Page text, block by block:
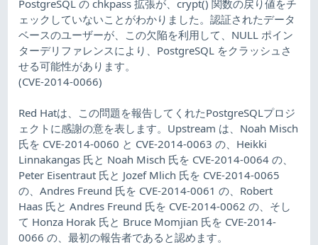
PostgreSQL の chkpass 拡張が、crypt() 関数の戻り値をチ
ェックしていないことがわかりました。認証されたデータ
ベースのユーザーが、この欠陥を利用して、NULL ポイン
ターデリファレンスにより、PostgreSQL をクラッシュさ
せる可能性があります。
(CVE-2014-0066)
Red Hatは、この問題を報告してくれたPostgreSQLプロジ
ェクトに感謝の意を表します。Upstream は、Noah Misch
氏を CVE-2014-0060 と CVE-2014-0063 の、Heikki
Linnakangas 氏と Noah Misch 氏を CVE-2014-0064 の、
Peter Eisentraut 氏と Jozef Mlich 氏を CVE-2014-0065
の、Andres Freund 氏を CVE-2014-0061 の、Robert
Haas 氏と Andres Freund 氏を CVE-2014-0062 の、そし
て Honza Horak 氏と Bruce Momjian 氏を CVE-2014-
0066 の、最初の報告者であると認めます。